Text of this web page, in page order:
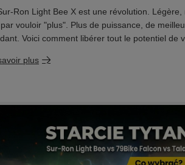
Ron Light Bee X est une révolution.
vouloir "plus". Plus de puissance, de
Voici comment libérer tout le potentiel de
plus